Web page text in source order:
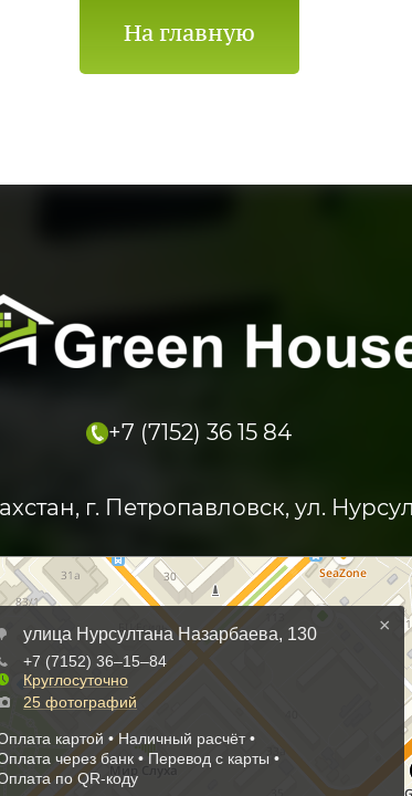
На главную
+7 (7152) 36 15 84
г. Петропавловск, ул.